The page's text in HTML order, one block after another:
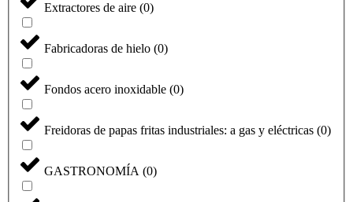
Extractores de aire (0)
Fabricadoras de hielo (0)
Fondos acero inoxidable (0)
Freidoras de papas fritas industriales: a gas y eléctricas (0)
GASTRONOMÍA (0)